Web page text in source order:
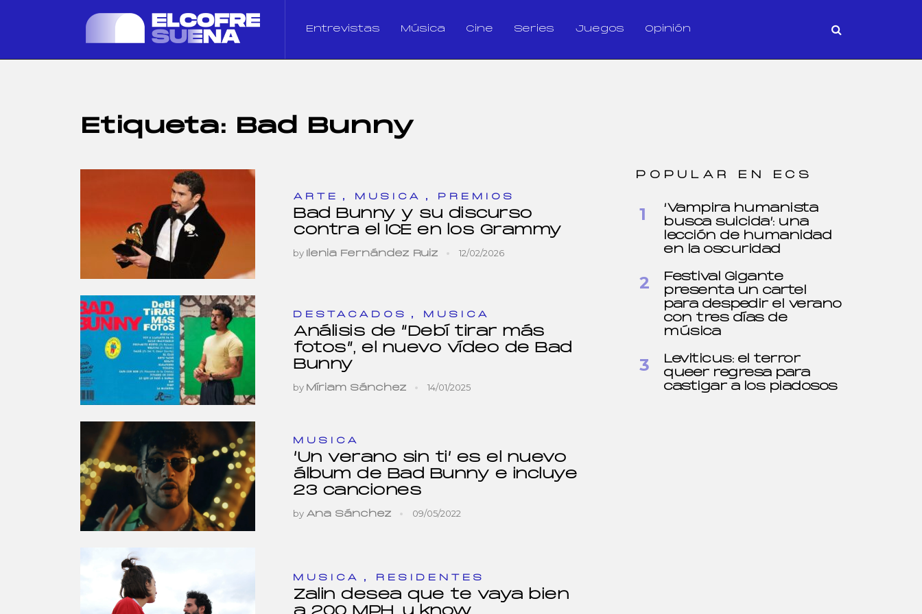
Entrevistas Música Cine Series Juegos Opinión
Etiqueta: Bad Bunny
ARTE , MUSICA , PREMIOS
Bad Bunny y su discurso
contra el ICE en los Grammy
by Ilenia Fernández Ruiz 12/02/2026
DESTACADOS , MUSICA
Análisis de “Debí tirar más
fotos”, el nuevo vídeo de Bad
Bunny
by Míriam Sánchez 14/01/2025
MUSICA
‘Un verano sin ti’ es el nuevo
álbum de Bad Bunny e incluye
23 canciones
by Ana Sánchez 09/05/2022
MUSICA , RESIDENTES
Zalin desea que te vaya bien
POPULAR EN ECS
‘Vampira humanista
busca suicida’: una
lección de humanidad
en la oscuridad
Festival Gigante
presenta un cartel
para despedir el verano
con tres días de
música
Leviticus: el terror
queer regresa para
castigar a los piadosos